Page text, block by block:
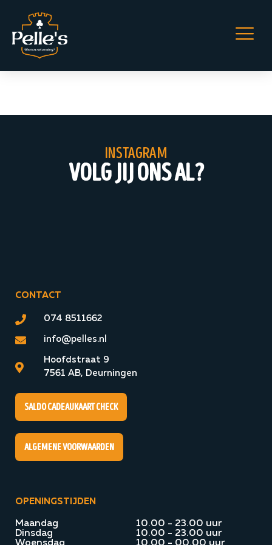
instagram
volg jij ons al?
CONTACT
074 8511662
info@pelles.nl
Hoofdstraat 9
7561 AB, Deurningen
Saldo cadeaukaart check
algemene voorwaarden
OPENINGSTIJDEN
Maandag
Dinsdag
10.00 - 23.00 uur
10.00 - 23.00 uur